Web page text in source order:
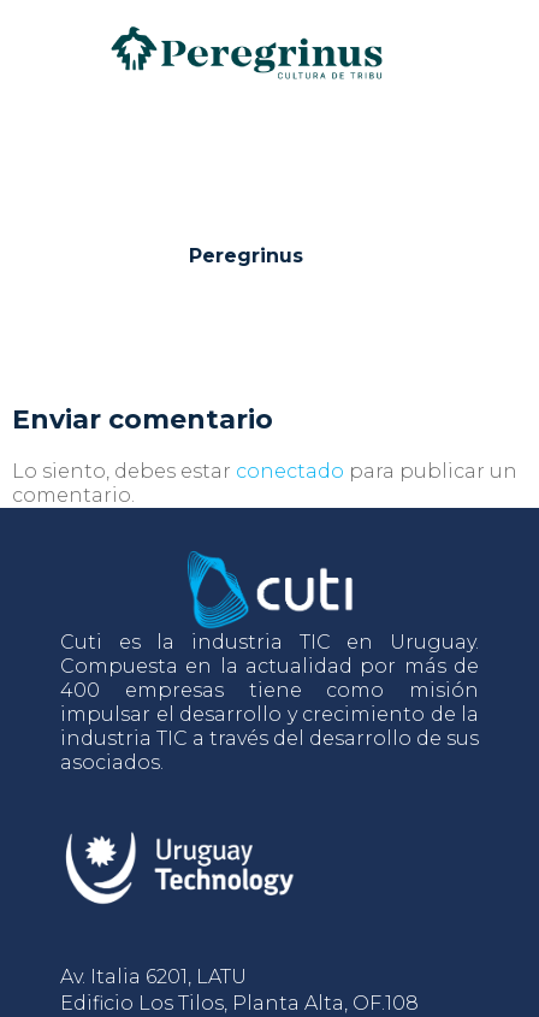
Peregrinus
Enviar comentario
Lo siento, debes estar conectado para publicar un
comentario.
Cuti es la industria TIC en Uruguay.
Compuesta en la actualidad por más de
400 empresas tiene como misión
impulsar el desarrollo y crecimiento de la
industria TIC a través del desarrollo de sus
asociados.
Av. Italia 6201, LATU
Edificio Los Tilos, Planta Alta, OF.108